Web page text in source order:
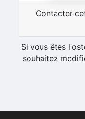
Contacter
Si vous êtes
souhaitez